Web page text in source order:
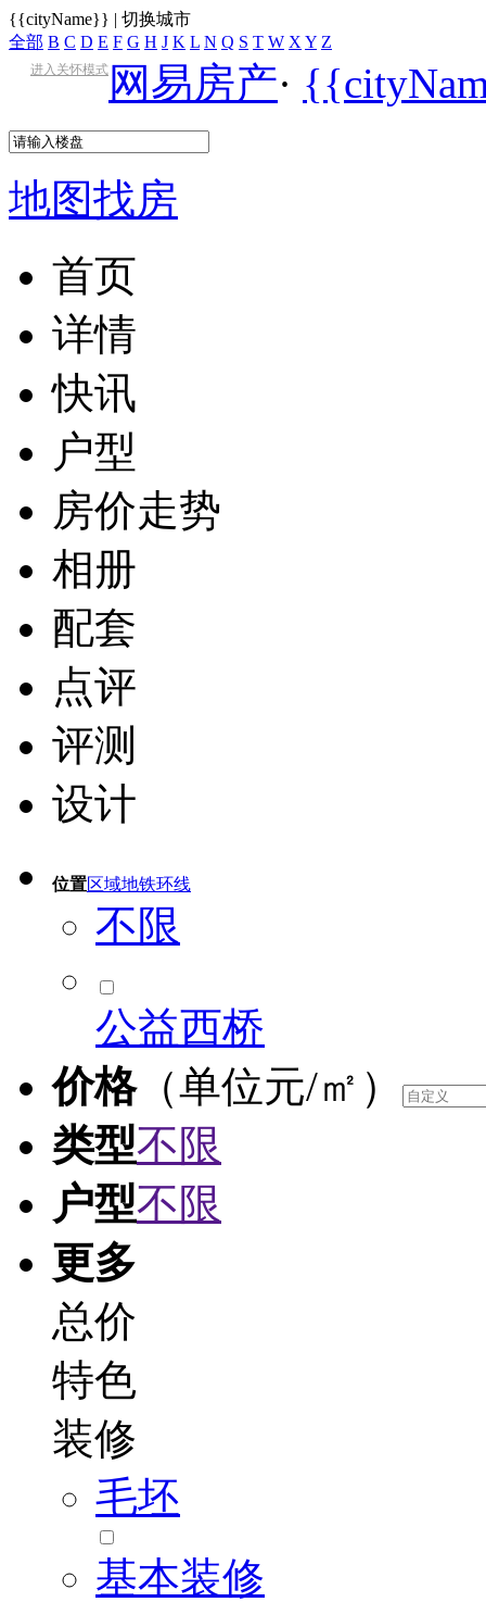
{{cityName}} | 切换城市
全部 B C D E F G H J K L N Q S T W X Y Z
进入关怀模式 网易房产·
地图找房
首页
详情
快讯
户型
房价走势
相册
配套
点评
评测
设计
位置区域地铁环线
不限
公益西桥
价格（单位元/㎡）
类型不限
户型不限
更多
总价
特色
装修
毛坯
基本装修